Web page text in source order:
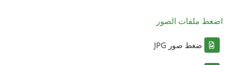
اضغط ملفات الصور
ضغط صور JPG